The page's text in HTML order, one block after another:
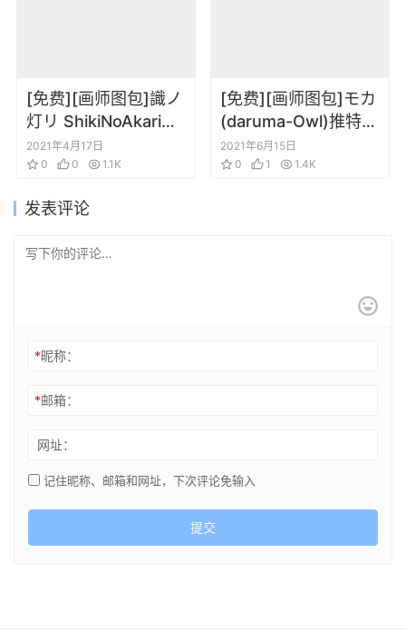
[免费][画师图包]識ノ
灯リ ShikiNoAkari
Pixiv 图包 202104
2021年4月17日
0
0 1.1K
[免费][画师图包]モカ
(daruma-Owl)推特
+tumblr图片包
202106
2021年6月15日
0
1 1.4K
发表评论
*昵称：
*邮箱：
网址：
记住昵称、邮箱和网址，下次评论免输入
提交